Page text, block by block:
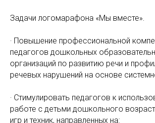
Задачи логомарафона «Мы вместе».
· Повышение профессиональной
педагогов дошкольных
организаций по развитию речи и
речевых нарушений на основе
· Стимулировать педагогов к
работе с детьми дошкольного
игр и техник, направленных на: